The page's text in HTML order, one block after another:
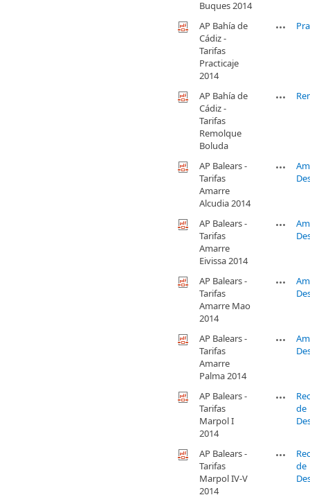
Buques 2014
AP Bahía de
Cádiz -
Tarifas
Practicaje
2014
AP Bahía de
Cádiz -
Tarifas
Remolque
Boluda
AP Balears -
Tarifas
Amarre
Alcudia 2014
AP Balears -
Tarifas
Amarre
Eivissa 2014
AP Balears -
Tarifas
Amarre Mao
2014
AP Balears -
Tarifas
Amarre
Palma 2014
AP Balears -
Tarifas
Marpol I
2014
de
AP Balears -
Tarifas
Marpol IV-V
2014
de